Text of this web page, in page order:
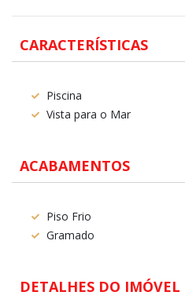
CARACTERÍSTICAS
Piscina
Vista para o Mar
ACABAMENTOS
Piso Frio
Gramado
DETALHES DO IMÓVEL